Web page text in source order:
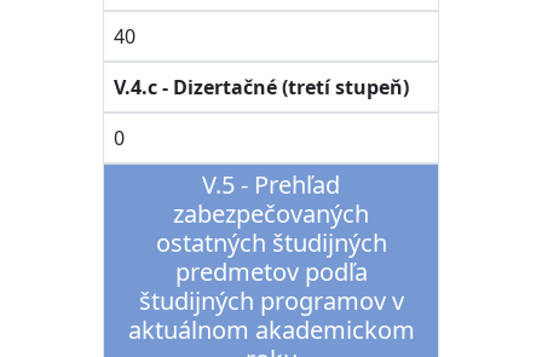
40
V.4.c - Dizertačné (tretí stupeň)
0
V.5 - Prehľad
zabezpečovaných
ostatných študijných
predmetov podľa
študijných programov v
aktuálnom akademickom